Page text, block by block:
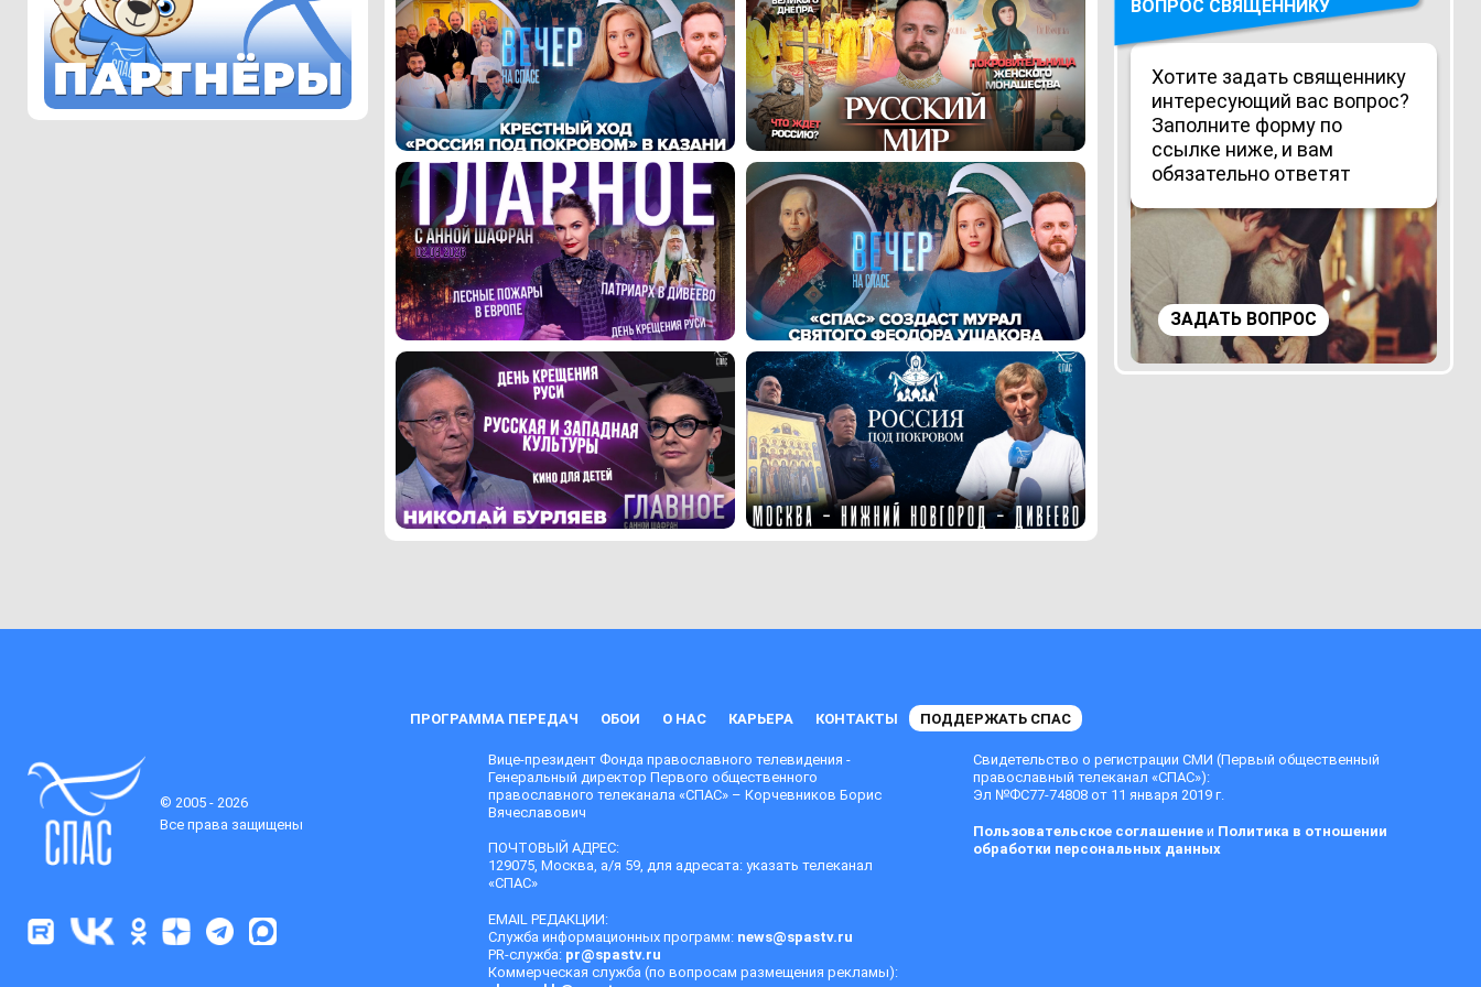
ВОПРОС СВЯЩЕННИКУ
Хотите задать священнику
интересующий вас вопрос?
Заполните форму по
ссылке ниже, и вам
обязательно ответят
ЗАДАТЬ ВОПРОС
ПРОГРАММА ПЕРЕДАЧ ОБОИ О НАС КАРЬЕРА КОНТАКТЫ ПОДДЕРЖАТЬ СПАС
© 2005 - 2026
Все права защищены
Вице-президент Фонда православного телевидения -
Генеральный директор Первого общественного
православного телеканала «СПАС» – Корчевников Борис
Вячеславович
ПОЧТОВЫЙ АДРЕС:
129075, Москва, а/я 59, для адресата: указать телеканал
«СПАС»
EMAIL РЕДАКЦИИ:
Служба информационных программ: news@spastv.ru
PR-служба: pr@spastv.ru
Коммерческая служба (по вопросам размещения рекламы):
Свидетельство о регистрации СМИ (Первый общественный
православный телеканал «СПАС»):
Эл №ФС77-74808 от 11 января 2019 г.
Пользовательское соглашениеи Политика в отношении
обработки персональных данных